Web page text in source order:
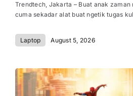
Trendtech, Jakarta – Buat anak zaman
cuma sekadar alat buat ngetik tugas
Laptop August 5, 2026